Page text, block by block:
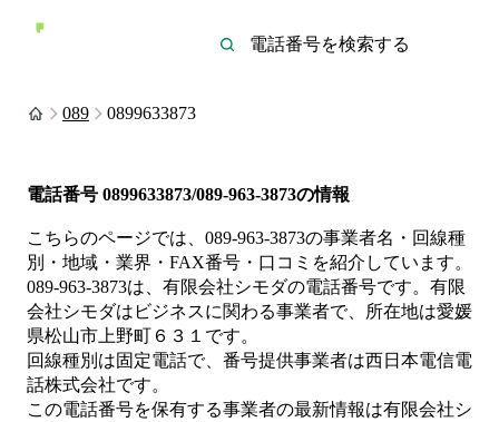
089 0899633873
電話番号 0899633873/089-963-3873の情報
こちらのページでは、 089-963-3873の事業者名・回線種
別・地域・業界・FAX番号・口コミを紹介しています。
089-963-3873は、 有限会社シモダの電話番号です。 有限
会社シモダは ビジネスに関わる事業者で、所在地は愛媛
県松山市上野町６３１ です。
回線種別は固定電話で、番号提供事業者は西日本電信電
話株式会社です。
この電話番号を保有する事業者の最新情報は有限会社シ